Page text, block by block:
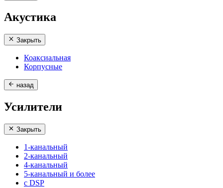
Акустика
Закрыть
Коаксиальная
Корпусные
назад
Усилители
Закрыть
1-канальный
2-канальный
4-канальный
5-канальный и более
с DSP